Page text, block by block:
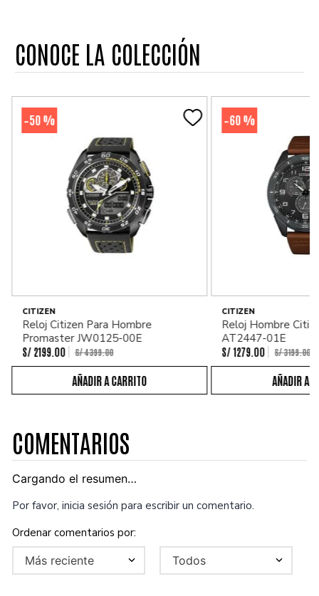
CONOCE LA COLECCIÓN
-50 %
CITIZEN
Reloj Citizen Para Hombre
Promaster JW0125-00E
S/ 2199. 00 S/4399.00
-60 %
CITIZEN
Reloj Hombre
AT2447-01E
S/ 1279 00 S/3199.00
COMENTARIOS
Cargando el resumen…
Por favor, inicia sesión para escribir un comentario.
Más reciente Todos